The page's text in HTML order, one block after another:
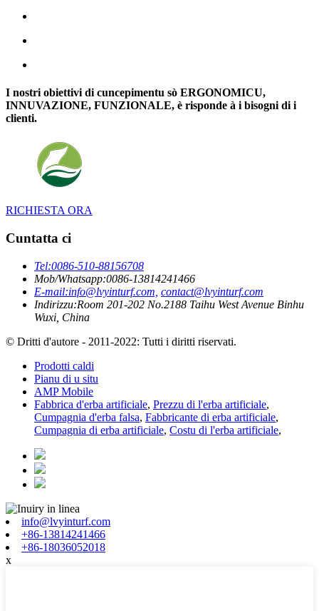
I nostri obiettivi di cuncepimentu sò ERGONOMICU,
INNUVAZIONE, FUNZIONALE, è risponde à i bisogni di i
clienti.
RICHIESTA ORA
Cuntatta ci
Tel:0086-510-88156708
Mob/Whatsapp:0086-13814241466
E-mail:info@lvyinturf.com, contact@lvyinturf.com
Indirizzu:Room 201-202 No.2188 Taihu West Avenue Binhu
Wuxi, China
© Dritti d'autore - 2011-2022: Tutti i diritti riservati.
Prodotti caldi
Pianu di u situ
AMP Mobile
Fabbrica d'erba artificiale, Prezzu di l'erba artificiale,
Cumpagnia d'erba falsa, Fabbricante di erba artificiale,
Cumpagnia di erba artificiale, Costu di l'erba artificiale,
info@lvyinturf.com
+86-13814241466
+86-18036052018
x